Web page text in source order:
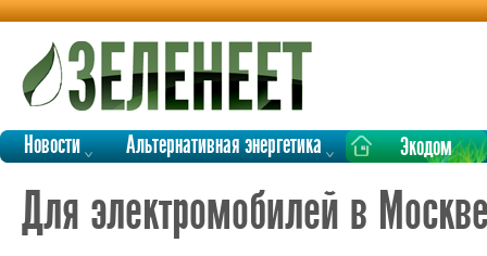
Новости Альтернативная энергетика Экодом
Для электромобилей в